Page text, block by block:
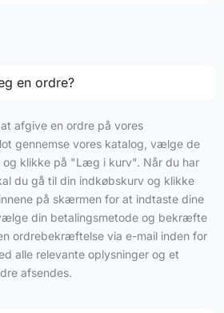
en ordre?
afgive en ordre på vores
gennemse vores katalog, vælge de
og klikke på "Læg i kurv". Når du har
du gå til din indkøbskurv og klikke
på skærmen for at indtaste dine
din betalingsmetode og bekræfte
ordrebekræftelse via e-mail inden for
alle relevante oplysninger og et
afsendes.